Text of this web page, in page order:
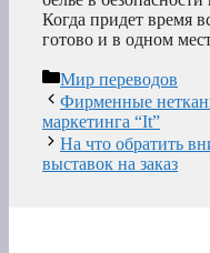
Когда придет время
готово и в одном
Рубрики
Мир переводов
Фирменные
маркетинга “It”
На что обратить
выставок на заказ